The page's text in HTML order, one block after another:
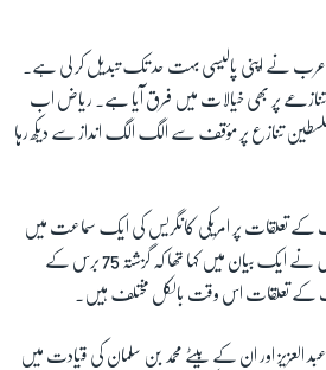
عرب نے اپنی پالیسی بہت حد تک تبدیل کر لی ہے۔
پر بھی خیالات میں فرق آیا ہے۔ ریاض اب
تنازع پر مؤقف سے الگ الگ انداز سے دیکھ رہا
کے تعلقات پر امریکی کانگریس کی ایک سماعت میں
'بروکنگز انسٹیٹیوشن' کے بروس رایڈل نے ایک بیان میں کہا تھا کہ گزشتہ 75 برس کے
کے تعلقات اس وقت بالکل مختلف ہیں۔
العزیز اور ان کے بیٹے محمد بن سلمان کی قیادت میں